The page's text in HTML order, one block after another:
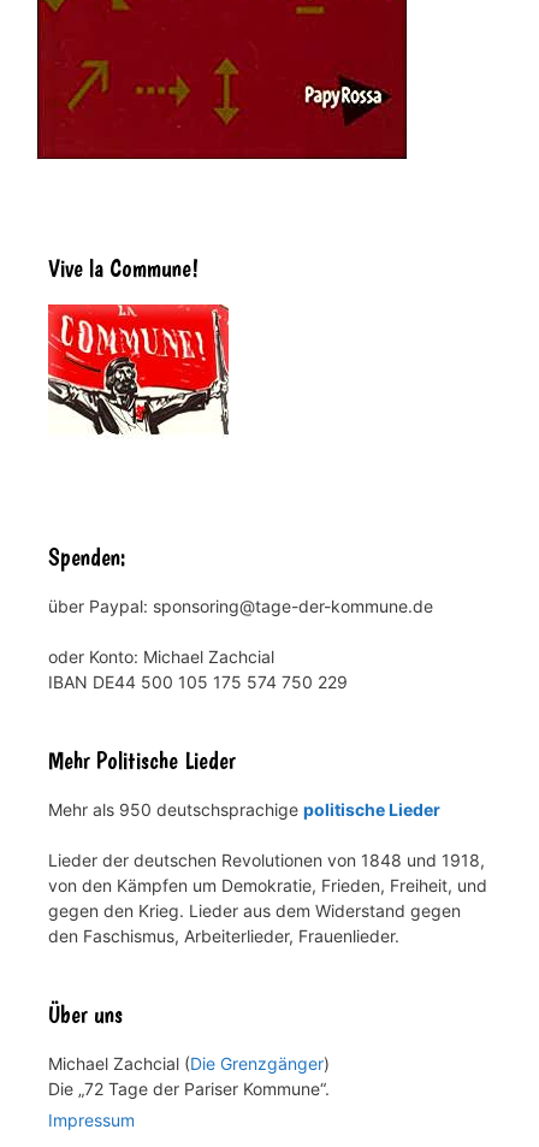
Vive la Commune!
Spenden:
über Paypal: sponsoring@tage-der-kommune.de
oder Konto: Michael Zachcial
IBAN DE44 500 105 175 574 750 229
Mehr Politische Lieder
Mehr als 950 deutschsprachige politische Lieder
Lieder der deutschen Revolutionen von 1848 und 1918,
von den Kämpfen um Demokratie, Frieden, Freiheit, und
gegen den Krieg. Lieder aus dem Widerstand gegen
den Faschismus, Arbeiterlieder, Frauenlieder.
Über uns
Michael Zachcial (Die Grenzgänger)
Die „72 Tage der Pariser Kommune“.
Impressum